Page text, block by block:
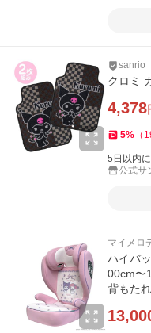
sanrio
クロミ
4,378
5% （
5日以内
公式サ
マイメロ
ハイバ
00cm〜
背もた